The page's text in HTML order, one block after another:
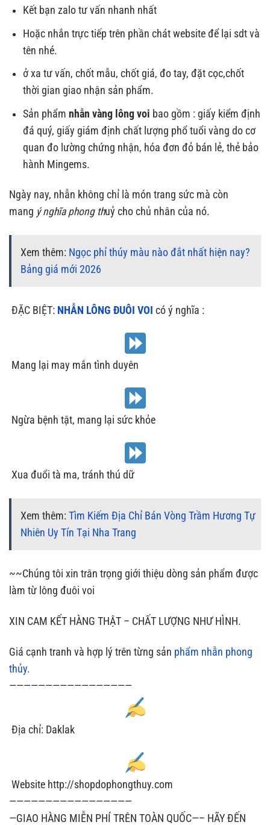
Kết bạn zalo tư vấn nhanh nhất
Hoặc nhắn trực tiếp trên phần chát website để lại sdt và
tên nhé.
ở xa tư vấn, chốt mẫu, chốt giá, đo tay, đặt cọc,chốt
thời gian giao nhận sản phẩm.
Sản phẩm nhẫn vàng lông voi bao gồm : giấy kiểm định
đá quý, giấy giám định chất lượng phổ tuổi vàng do cơ
quan đo lường chứng nhận, hóa đơn đỏ bán lẻ, thẻ bảo
hành Mingems.
Ngày nay, nhẫn không chỉ là món trang sức mà còn
mang ý nghĩa phong thuỷ cho chủ nhân của nó.
Xem thêm: Ngọc phỉ thúy màu nào đắt nhất hiện nay?
Bảng giá mới 2026
ĐẶC BIỆT: NHẪN LÔNG ĐUÔI VOI có ý nghĩa :
Mang lại may mắn tình duyên
Ngừa bệnh tật, mang lại sức khỏe
Xua đuổi tà ma, tránh thú dữ
Xem thêm: Tìm Kiếm Địa Chỉ Bán Vòng Trầm Hương Tự
Nhiên Uy Tín Tại Nha Trang
~~Chúng tôi xin trân trọng giới thiệu dòng sản phẩm được
làm từ lông đuôi voi
XIN CAM KẾT HÀNG THẬT – CHẤT LƯỢNG NHƯ HÌNH.
Giá cạnh tranh và hợp lý trên từng sản phẩm nhẫn phong
thủy.
—————————————————
Địa chỉ: Daklak
Website http://shopdophongthuy.com
—————————————————
—GIAO HÀNG MIỄN PHÍ TRÊN TOÀN QUỐC—– HÃY ĐẾN